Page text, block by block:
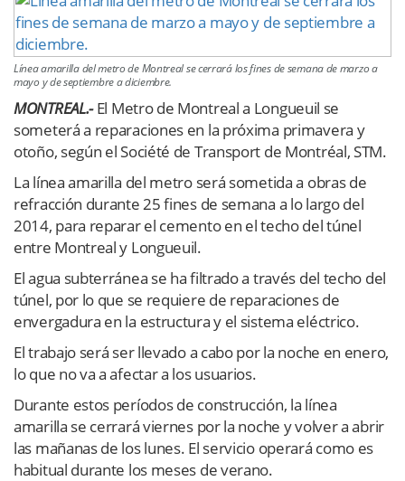
×
Línea amarilla del metro de Montreal se cerrará los fines de semana de marzo a
mayo y de septiembre a diciembre.
MONTREAL.-El Metro de Montreal a Longueuil se
someterá a reparaciones en la próxima primavera y
otoño, según el Société de Transport de Montréal, STM.
La línea amarilla del metro será sometida a obras de
refracción durante 25 fines de semana a lo largo del
2014, para reparar el cemento en el techo del túnel
entre Montreal y Longueuil.
El agua subterránea se ha filtrado a través del techo del
túnel, por lo que se requiere de reparaciones de
envergadura en la estructura y el sistema eléctrico.
El trabajo será ser llevado a cabo por la noche en enero,
lo que no va a afectar a los usuarios.
Durante estos períodos de construcción, la línea
amarilla se cerrará viernes por la noche y volver a abrir
las mañanas de los lunes. El servicio operará como es
habitual durante los meses de verano.